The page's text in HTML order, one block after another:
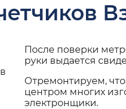
После поверки
руки выдается
Отремонтируем,
центром многих
электронщики.